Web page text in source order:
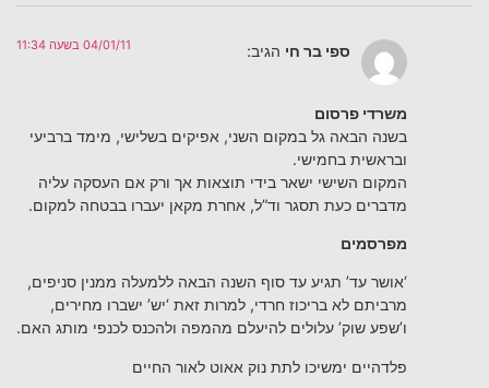
ספי בר חי הגיב: 04/01/11 בשעה 11:34
משרדי פרסום
בשנה הבאה גל במקום השני, אפיקים בשלישי, מימד ברביעי
ובראשית בחמישי.
המקום השישי ישאר בידי תוצאות אך ורק אם העסקה עליה
מדברים כעת תסגר וד”ל, אחרת מקאן יעברו בבטחה למקום.
מפרסמים
‘אושר עד’ תגיע עד סוף השנה הבאה ללמעלה ממנין סניפים,
מרביתם לא בריכוז חרדי, למרות זאת ‘יש’ ישברו מחירים,
ו’שפע שוק’ עלולים להיעלם מהמפה ולהכנס לכנפי מותג האם.
פלדהיים ימשיכו לתת נוק אאוט לאור החיים